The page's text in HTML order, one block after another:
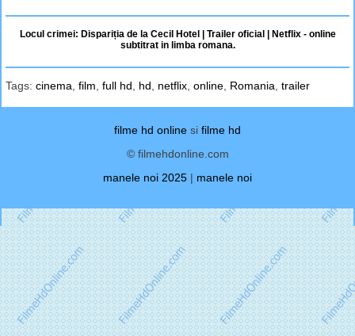
Locul crimei: Dispariția de la Cecil Hotel | Trailer oficial | Netflix - online
subtitrat in limba romana.
Tags: cinema film full hd hd netflix online Romania trailer
filme hd online si filme hd
© filmehdonline.com
manele noi 2025 | manele noi